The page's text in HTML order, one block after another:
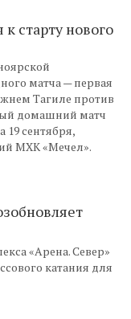
старту нового
матча — первая
Тагиле против
домашний матч
19 сентября,
МХК «Мечел».
«Арена. Север»
катания для